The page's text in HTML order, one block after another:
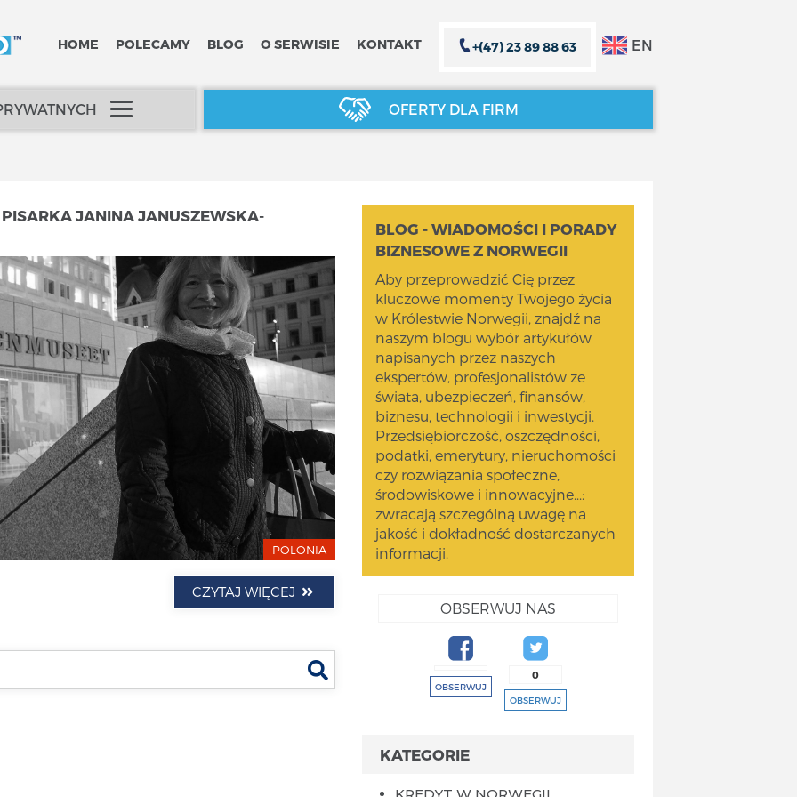
EN
HOME POLECAMY BLOG O SERWISIE KONTAKT +(47) 23 89 88 63
OFERTY DLA FIRM
JANINA JANUSZEWSKA-
POLONIA
CZYTAJ WIĘCEJ
BLOG - WIADOMOŚCI I PORADY
BIZNESOWE Z NORWEGII
Aby przeprowadzić Cię przez
kluczowe momenty Twojego życia
w Królestwie Norwegii, znajdź na
naszym blogu wybór artykułów
napisanych przez naszych
ekspertów, profesjonalistów ze
świata, ubezpieczeń, finansów,
biznesu, technologii i inwestycji.
Przedsiębiorczość, oszczędności,
podatki, emerytury, nieruchomości
czy rozwiązania społeczne,
środowiskowe i innowacyjne...:
zwracają szczególną uwagę na
jakość i dokładność dostarczanych
informacji.
OBSERWUJ NAS
OBSERWUJ
0
OBSERWUJ
KATEGORIE